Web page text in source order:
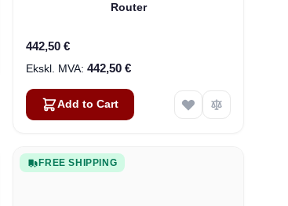
Router
442,50 €
442,50 €
Add to Cart
FREE SHIPPING